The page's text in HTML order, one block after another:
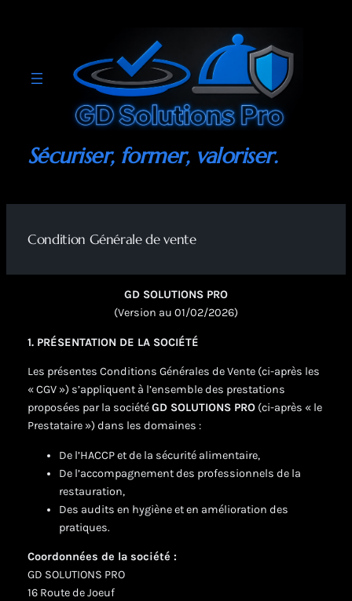
Sécuriser, former, valoriser.
Condition Générale de vente
GD SOLUTIONS PRO
(Version au 01/02/2026)
1. PRÉSENTATION DE LA SOCIÉTÉ
Les présentes Conditions Générales de Vente (ci-après les
« CGV ») s’appliquent à l’ensemble des prestations
proposées par la sociétéGD SOLUTIONS PRO(ci-après « le
Prestataire ») dans les domaines :
De l’HACCP et de la sécurité alimentaire,
De l’accompagnement des professionnels de la
restauration,
Des audits en hygiène et en amélioration des
pratiques.
Coordonnées de la société :
GD SOLUTIONS PRO
16 Route de Joeuf